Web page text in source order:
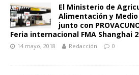
El Ministerio de
Alimentación y
junto con
Feria internacional FMA Shanghai
14 mayo, 2018 Redacción 0